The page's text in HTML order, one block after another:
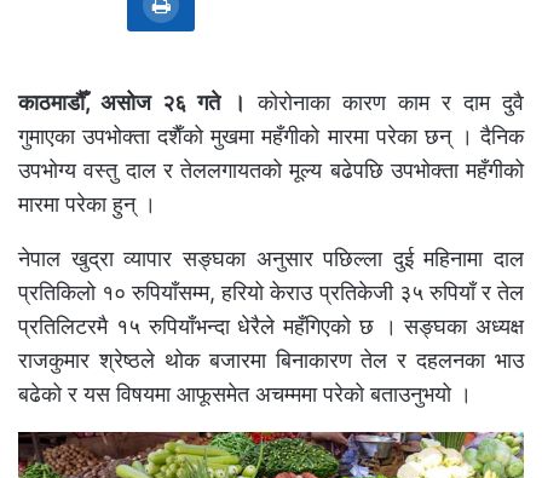
काठमाडौँ, असोज २६ गते । कोरोनाका कारण काम र दाम दुवै
गुमाएका उपभोक्ता दशैँको मुखमा महँगीको मारमा परेका छन् । दैनिक
उपभोग्य वस्तु दाल र तेललगायतको मूल्य बढेपछि उपभोक्ता महँगीको
मारमा परेका हुन् ।
नेपाल खुद्रा व्यापार सङ्घका अनुसार पछिल्ला दुई महिनामा दाल
प्रतिकिलो १० रुपियाँसम्म, हरियो केराउ प्रतिकेजी ३५ रुपियाँ र तेल
प्रतिलिटरमै १५ रुपियाँभन्दा धेरैले महँगिएको छ । सङ्घका अध्यक्ष
राजकुमार श्रेष्ठले थोक बजारमा बिनाकारण तेल र दहलनका भाउ
बढेको र यस विषयमा आफूसमेत अचम्ममा परेको बताउनुभयो ।